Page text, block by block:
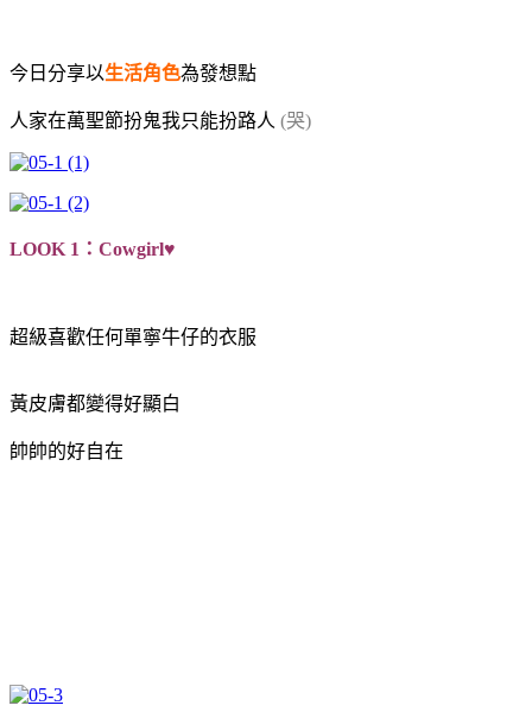
今日分享以生活角色為發想點
人家在萬聖節扮鬼我只能扮路人 (哭)
LOOK 1：Cowgirl♥
超級喜歡任何單寧牛仔的衣服
黃皮膚都變得好顯白
帥帥的好自在